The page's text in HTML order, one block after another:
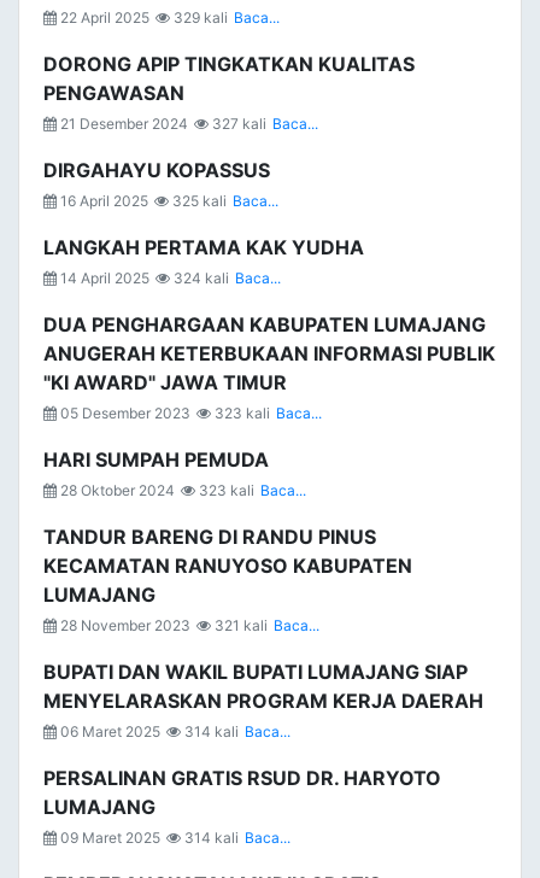
22 April 2025 329 kali Baca...
DORONG APIP TINGKATKAN KUALITAS
PENGAWASAN
21 Desember 2024 327 kali Baca...
DIRGAHAYU KOPASSUS
16 April 2025 325 kali Baca...
LANGKAH PERTAMA KAK YUDHA
14 April 2025 324 kali Baca...
DUA PENGHARGAAN KABUPATEN LUMAJANG
ANUGERAH KETERBUKAAN INFORMASI PUBLIK
"KI AWARD" JAWA TIMUR
05 Desember 2023 323 kali Baca...
HARI SUMPAH PEMUDA
28 Oktober 2024 323 kali Baca...
TANDUR BARENG DI RANDU PINUS
KECAMATAN RANUYOSO KABUPATEN
LUMAJANG
28 November 2023 321 kali Baca...
BUPATI DAN WAKIL BUPATI LUMAJANG SIAP
MENYELARASKAN PROGRAM KERJA DAERAH
06 Maret 2025 314 kali Baca...
PERSALINAN GRATIS RSUD DR. HARYOTO
LUMAJANG
09 Maret 2025 314 kali Baca...